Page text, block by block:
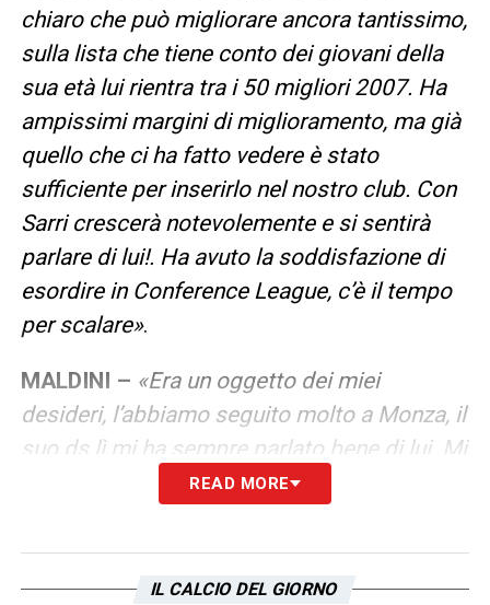
chiaro che può migliorare ancora tantissimo,
sulla lista che tiene conto dei giovani della
sua età lui rientra tra i 50 migliori 2007. Ha
ampissimi margini di miglioramento, ma già
quello che ci ha fatto vedere è stato
sufficiente per inserirlo nel nostro club. Con
Sarri crescerà notevolemente e si sentirà
parlare di lui!. Ha avuto la soddisfazione di
esordire in Conference League, c’è il tempo
per scalare».
MALDINI – «Era un oggetto dei miei
desideri, l’abbiamo seguito molto a Monza, il
suo ds lì mi ha sempre parlato bene di lui. Mi
disse “Quanto Daniel capirà quanto è forte
Lazio possa diventare un top e togliersi
qualche grande soddifazione. Può giocare
READ MORE
IL CALCIO DEL GIORNO